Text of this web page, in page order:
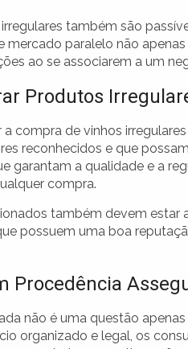
também são
paralelo não
ao se associarem a um
Produtos
compra de vinhos
reconhecidos e que
garantam a qualidade e a
compra.
também devem
possuem uma boa
Procedência
não é uma questão
organizado e legal, os